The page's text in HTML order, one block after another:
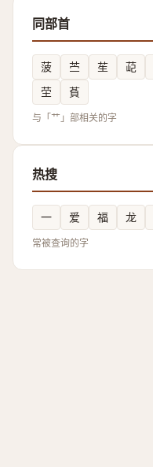
同部首
菠 苎 苼 䒻
茔
萯
与「艹」部相关的字
热搜
一 爱 福 龙
常被查询的字